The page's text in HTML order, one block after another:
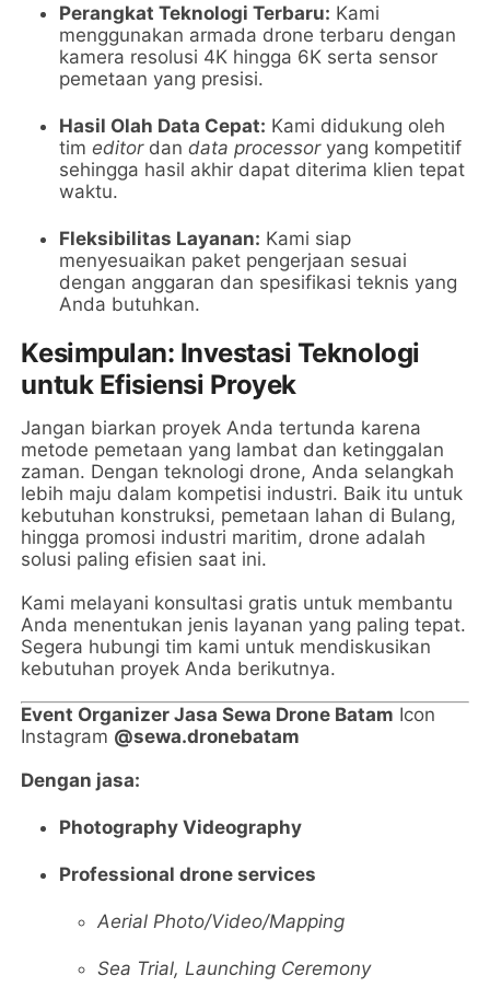
Perangkat Teknologi Terbaru: Kami
menggunakan armada drone terbaru dengan
kamera resolusi 4K hingga 6K serta sensor
pemetaan yang presisi.
Hasil Olah Data Cepat: Kami didukung oleh
timeditordandata processoryang kompetitif
sehingga hasil akhir dapat diterima klien tepat
waktu.
Fleksibilitas Layanan: Kami siap
menyesuaikan paket pengerjaan sesuai
dengan anggaran dan spesifikasi teknis yang
Anda butuhkan.
Kesimpulan: Investasi Teknologi
untuk Efisiensi Proyek
Jangan biarkan proyek Anda tertunda karena
metode pemetaan yang lambat dan ketinggalan
zaman. Dengan teknologi drone, Anda selangkah
lebih maju dalam kompetisi industri. Baik itu untuk
kebutuhan konstruksi, pemetaan lahan di Bulang,
hingga promosi industri maritim, drone adalah
solusi paling efisien saat ini.
Kami melayani konsultasi gratis untuk membantu
Anda menentukan jenis layanan yang paling tepat.
Segera hubungi tim kami untuk mendiskusikan
kebutuhan proyek Anda berikutnya.
Event Organizer Jasa Sewa Drone Batam Icon
Instagram @sewa.dronebatam
Dengan jasa:
Photography Videography
Professional drone services
Aerial Photo/Video/Mapping
Sea Trial, Launching Ceremony